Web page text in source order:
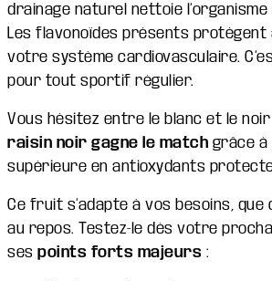
drainage naturel nettoie
Les flavonoïdes présents protègent
votre système cardiovasculaire.
pour tout sportif régulier.
Vous hésitez entre le blanc et le noir
raisin noir gagne le match grâce à
supérieure en antioxydants
Ce fruit s’adapte à vos besoins, que
au repos. Testez-le dès votre
ses points forts majeurs :